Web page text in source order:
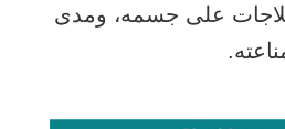
على جسمه، ومدى